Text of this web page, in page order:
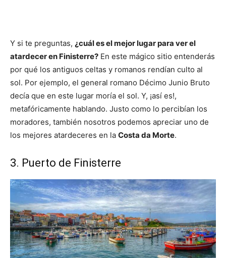
Y si te preguntas, ¿cuál es el mejor lugar para ver el
atardecer en Finisterre? En este mágico sitio entenderás
por qué los antiguos celtas y romanos rendían culto al
sol. Por ejemplo, el general romano Décimo Junio Bruto
decía que en este lugar moría el sol. Y, ¡así es!,
metafóricamente hablando. Justo como lo percibían los
moradores, también nosotros podemos apreciar uno de
los mejores atardeceres en la Costa da Morte.
3. Puerto de Finisterre